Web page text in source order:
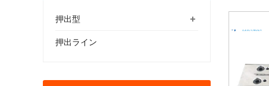
+
押出型
押出ライン